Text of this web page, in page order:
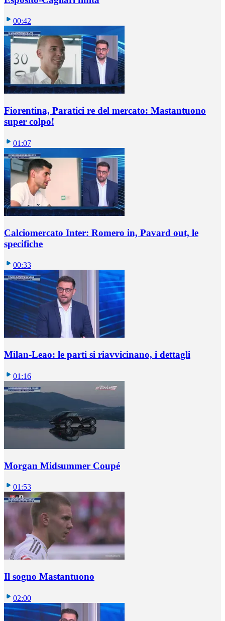
00:42
Fiorentina, Paratici re del mercato: Mastantuono
super colpo!
01:07
Calciomercato Inter: Romero in, Pavard out, le
specifiche
00:33
Milan-Leao: le parti si riavvicinano, i dettagli
01:16
Morgan Midsummer Coupé
01:53
Il sogno Mastantuono
02:00